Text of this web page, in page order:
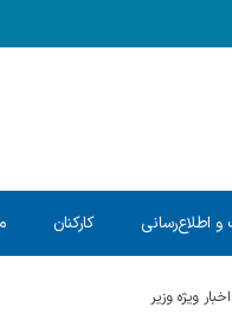
و اطلاع‌رسانی کارکنان
اخبار ویژه وزیر